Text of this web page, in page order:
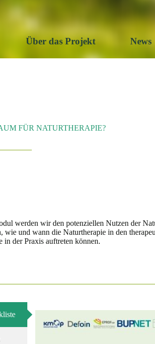
Über das Projekt News
FÜR NATURTHERAPIE?
werden wir den potenziellen Nutzen der
wie und wann die Naturtherapie in den
in der Praxis auftreten können.